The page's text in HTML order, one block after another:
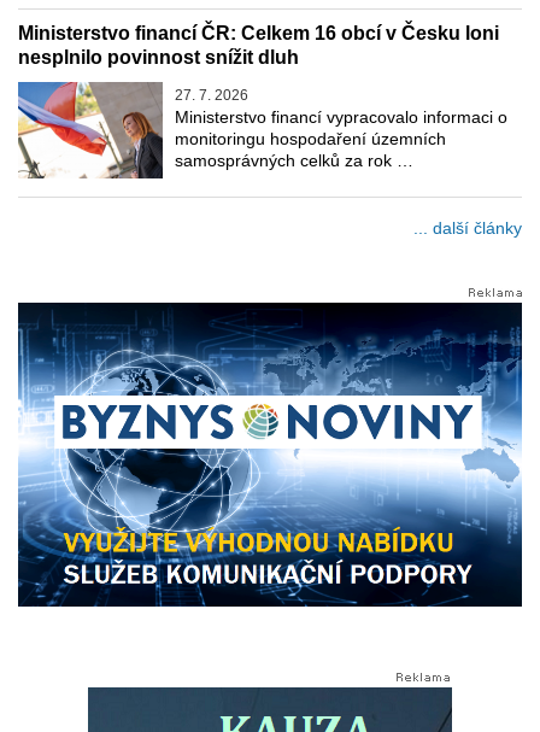
Ministerstvo financí ČR: Celkem 16 obcí v Česku loni
nesplnilo povinnost snížit dluh
27. 7. 2026
Ministerstvo financí vypracovalo informaci o
monitoringu hospodaření územních
samosprávných celků za rok …
... další články